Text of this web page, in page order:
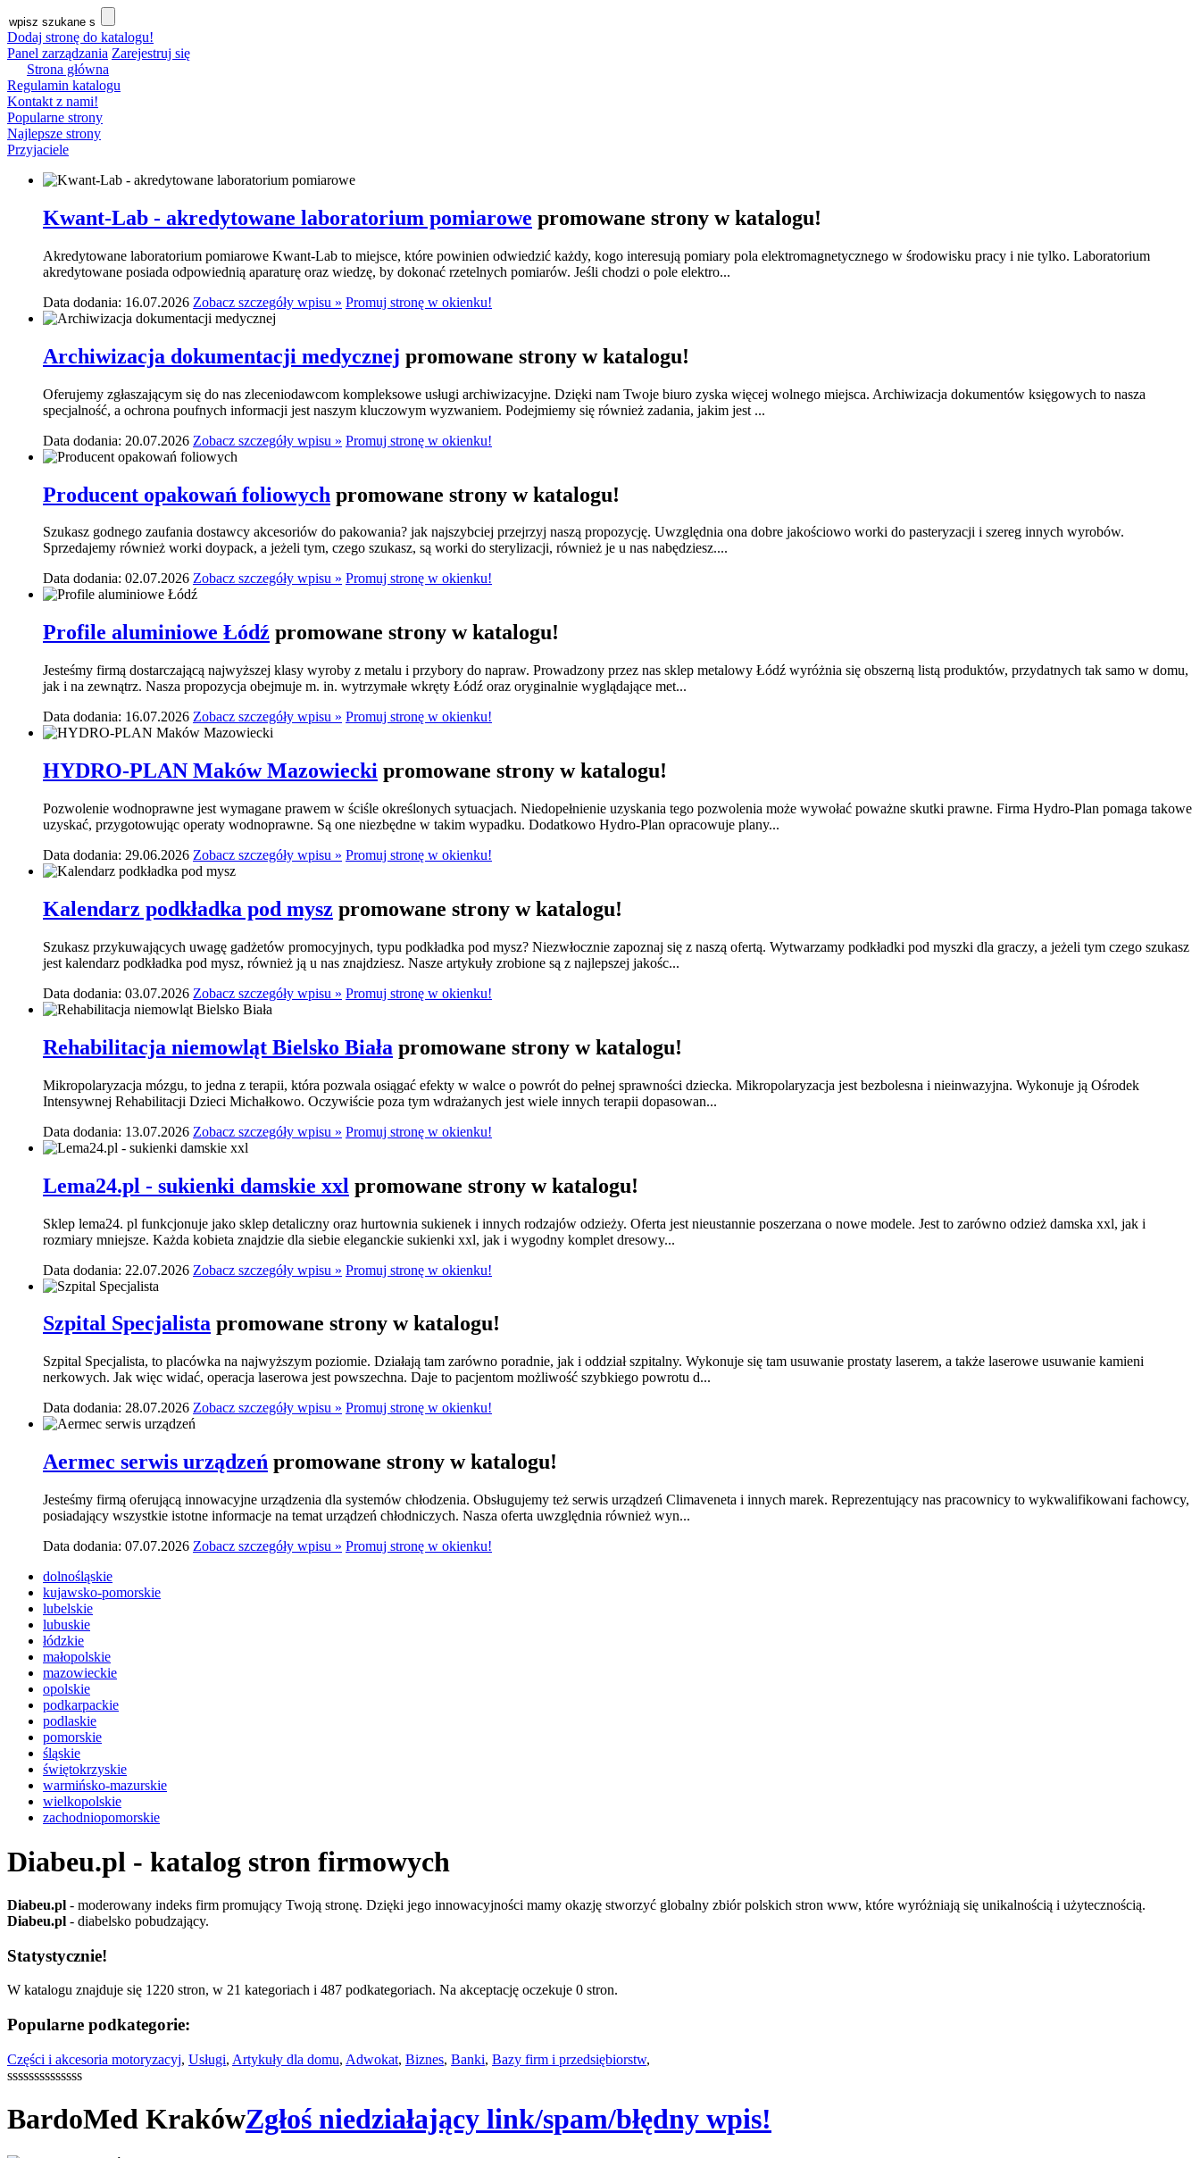
Dodaj stronę do katalogu!
Panel zarządzania Zarejestruj się
Strona główna
Regulamin katalogu
Kontakt z nami!
Popularne strony
Najlepsze strony
Przyjaciele
Kwant-Lab - akredytowane laboratorium pomiarowe promowane strony w katalogu!
Akredytowane laboratorium pomiarowe Kwant-Lab to miejsce, które powinien odwiedzić każdy, kogo interesują pomiary pola elektromagnetycznego w środowisku pracy i nie tylko. Laboratorium
akredytowane posiada odpowiednią aparaturę oraz wiedzę, by dokonać rzetelnych pomiarów. Jeśli chodzi o pole elektro...
Data dodania: 16.07.2026 Zobacz szczegóły wpisu » Promuj stronę w okienku!
Archiwizacja dokumentacji medycznej promowane strony w katalogu!
Oferujemy zgłaszającym się do nas zleceniodawcom kompleksowe usługi archiwizacyjne. Dzięki nam Twoje biuro zyska więcej wolnego miejsca. Archiwizacja dokumentów księgowych to nasza
specjalność, a ochrona poufnych informacji jest naszym kluczowym wyzwaniem. Podejmiemy się również zadania, jakim jest ...
Data dodania: 20.07.2026 Zobacz szczegóły wpisu » Promuj stronę w okienku!
Producent opakowań foliowych promowane strony w katalogu!
Szukasz godnego zaufania dostawcy akcesoriów do pakowania? jak najszybciej przejrzyj naszą propozycję. Uwzględnia ona dobre jakościowo worki do pasteryzacji i szereg innych wyrobów.
Sprzedajemy również worki doypack, a jeżeli tym, czego szukasz, są worki do sterylizacji, również je u nas nabędziesz....
Data dodania: 02.07.2026 Zobacz szczegóły wpisu » Promuj stronę w okienku!
Profile aluminiowe Łódź promowane strony w katalogu!
Jesteśmy firmą dostarczającą najwyższej klasy wyroby z metalu i przybory do napraw. Prowadzony przez nas sklep metalowy Łódź wyróżnia się obszerną listą produktów, przydatnych tak samo w domu,
jak i na zewnątrz. Nasza propozycja obejmuje m. in. wytrzymałe wkręty Łódź oraz oryginalnie wyglądające met...
Data dodania: 16.07.2026 Zobacz szczegóły wpisu » Promuj stronę w okienku!
HYDRO-PLAN Maków Mazowiecki promowane strony w katalogu!
Pozwolenie wodnoprawne jest wymagane prawem w ściśle określonych sytuacjach. Niedopełnienie uzyskania tego pozwolenia może wywołać poważne skutki prawne. Firma Hydro-Plan pomaga takowe
uzyskać, przygotowując operaty wodnoprawne. Są one niezbędne w takim wypadku. Dodatkowo Hydro-Plan opracowuje plany...
Data dodania: 29.06.2026 Zobacz szczegóły wpisu » Promuj stronę w okienku!
Kalendarz podkładka pod mysz promowane strony w katalogu!
Szukasz przykuwających uwagę gadżetów promocyjnych, typu podkładka pod mysz? Niezwłocznie zapoznaj się z naszą ofertą. Wytwarzamy podkładki pod myszki dla graczy, a jeżeli tym czego szukasz
jest kalendarz podkładka pod mysz, również ją u nas znajdziesz. Nasze artykuły zrobione są z najlepszej jakośc...
Data dodania: 03.07.2026 Zobacz szczegóły wpisu » Promuj stronę w okienku!
Rehabilitacja niemowląt Bielsko Biała promowane strony w katalogu!
Mikropolaryzacja mózgu, to jedna z terapii, która pozwala osiągać efekty w walce o powrót do pełnej sprawności dziecka. Mikropolaryzacja jest bezbolesna i nieinwazyjna. Wykonuje ją Ośrodek
Intensywnej Rehabilitacji Dzieci Michałkowo. Oczywiście poza tym wdrażanych jest wiele innych terapii dopasowan...
Data dodania: 13.07.2026 Zobacz szczegóły wpisu » Promuj stronę w okienku!
Lema24.pl - sukienki damskie xxl promowane strony w katalogu!
Sklep lema24. pl funkcjonuje jako sklep detaliczny oraz hurtownia sukienek i innych rodzajów odzieży. Oferta jest nieustannie poszerzana o nowe modele. Jest to zarówno odzież damska xxl, jak i
rozmiary mniejsze. Każda kobieta znajdzie dla siebie eleganckie sukienki xxl, jak i wygodny komplet dresowy...
Data dodania: 22.07.2026 Zobacz szczegóły wpisu » Promuj stronę w okienku!
Szpital Specjalista promowane strony w katalogu!
Szpital Specjalista, to placówka na najwyższym poziomie. Działają tam zarówno poradnie, jak i oddział szpitalny. Wykonuje się tam usuwanie prostaty laserem, a także laserowe usuwanie kamieni
nerkowych. Jak więc widać, operacja laserowa jest powszechna. Daje to pacjentom możliwość szybkiego powrotu d...
Data dodania: 28.07.2026 Zobacz szczegóły wpisu » Promuj stronę w okienku!
Aermec serwis urządzeń promowane strony w katalogu!
Jesteśmy firmą oferującą innowacyjne urządzenia dla systemów chłodzenia. Obsługujemy też serwis urządzeń Climaveneta i innych marek. Reprezentujący nas pracownicy to wykwalifikowani fachowcy,
posiadający wszystkie istotne informacje na temat urządzeń chłodniczych. Nasza oferta uwzględnia również wyn...
Data dodania: 07.07.2026 Zobacz szczegóły wpisu » Promuj stronę w okienku!
dolnośląskie
kujawsko-pomorskie
lubelskie
lubuskie
łódzkie
małopolskie
mazowieckie
opolskie
podkarpackie
podlaskie
pomorskie
śląskie
świętokrzyskie
warmińsko-mazurskie
wielkopolskie
zachodniopomorskie
Diabeu.pl - katalog stron firmowych
Diabeu.pl - moderowany indeks firm promujący Twoją stronę. Dzięki jego innowacyjności mamy okazję stworzyć globalny zbiór polskich stron www, które wyróżniają się unikalnością i użytecznością.
Diabeu.pl - diabelsko pobudzający.
Statystycznie!
W katalogu znajduje się 1220 stron, w 21 kategoriach i 487 podkategoriach. Na akceptację oczekuje 0 stron.
Popularne podkategorie:
Części i akcesoria motoryzacyj, Usługi, Artykuły dla domu, Adwokat, Biznes, Banki, Bazy firm i przedsiębiorstw,
ssssssssssssss
BardoMed KrakówZgłoś niedziałający link/spam/błędny wpis!